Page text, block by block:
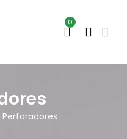
0
Perforadores